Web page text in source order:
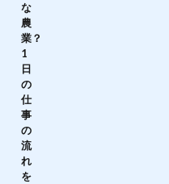
な
農
業？
1
日
の
仕
事
の
流
れ
を